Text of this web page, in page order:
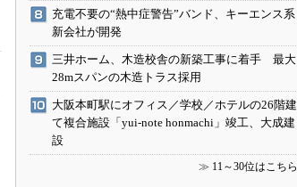
充電不要の“熱中症警告”バンド、キーエンス系
新会社が開発
三井ホーム、木造校舎の新築工事に着手 最大
28mスパンの木造トラス採用
大阪本町駅にオフィス／学校／ホテルの26階建
て複合施設「yui-note honmachi」竣工、大成建
設
≫ 11～30位はこちら